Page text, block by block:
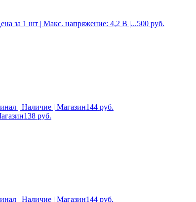
за 1 шт | Макс. напряжение: 4,2 В |...500 руб.
| Наличие | Магазин144 руб.
138 руб.
| Наличие | Магазин144 руб.